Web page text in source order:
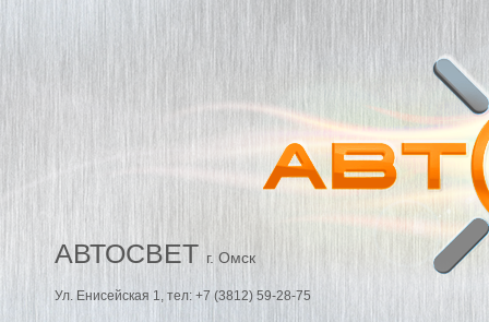
АВТОСВЕТ г. Омск
Ул. Енисейская 1, тел: +7 (3812) 59-28-75